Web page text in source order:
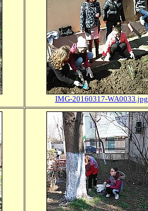
IMG-20160317-WA0033.jpg